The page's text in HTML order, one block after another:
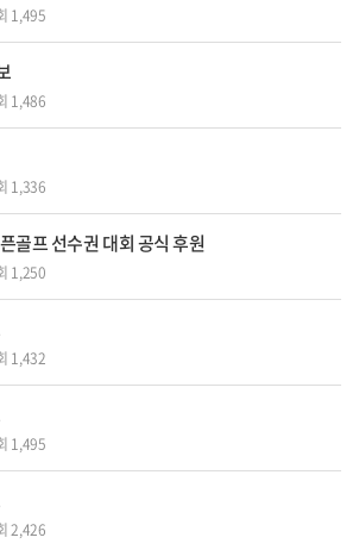
1,495
1,486
1,336
골프 선수권 대회 공식 후원
1,250
1,432
1,495
2,426